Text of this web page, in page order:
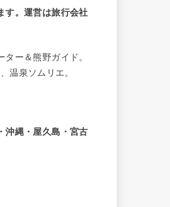
す。運営は旅行会社
ー＆熊野ガイド。
温泉ソムリエ。
沖縄・屋久島・宮古